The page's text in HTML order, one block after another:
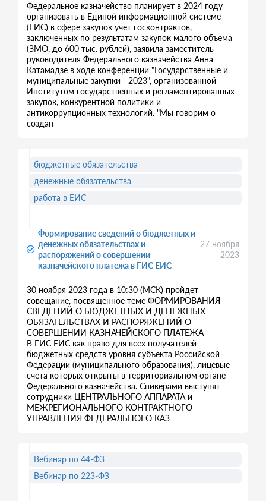
Федеральное казначейство планирует в 2024 году
организовать в Единой информационной системе
(ЕИС) в сфере закупок учет госконтрактов,
заключенных по результатам закупок малого объема
(ЗМО, до 600 тыс. рублей), заявила заместитель
руководителя Федерального казначейства Анна
Катамадзе в ходе конференции "Государственные и
муниципальные закупки - 2023", организованной
Институтом государственных и регламентированных
закупок, конкурентной политики и
антикоррупционных технологий. "Мы говорим о
создан
Формирование сведений о бюджетных и
денежных обязательствах и
распоряжений о совершении
казначейского платежа в ГИС ЕИС
27 ноября
2023
30 ноября 2023 года в 10:30 (МСК) пройдет
совещание, посвященное теме ФОРМИРОВАНИЯ
СВЕДЕНИЙ О БЮДЖЕТНЫХ И ДЕНЕЖНЫХ
ОБЯЗАТЕЛЬСТВАХ И РАСПОРЯЖЕНИЙ О
СОВЕРШЕНИИ КАЗНАЧЕЙСКОГО ПЛАТЕЖА
В ГИС ЕИС как право для всех получателей
бюджетных средств уровня субъекта Российской
Федерации (муниципального образования), лицевые
счета которых открыты в территориальном органе
Федерального казначейства. Спикерами выступят
сотрудники ЦЕНТРАЛЬНОГО АППАРАТА и
МЕЖРЕГИОНАЛЬНОГО КОНТРАКТНОГО
УПРАВЛЕНИЯ ФЕДЕРАЛЬНОГО КАЗ
бюджетные обязательства
денежные обязательства
работа в ЕИС
Вебинар по 44-ФЗ
Вебинар по 223-ФЗ